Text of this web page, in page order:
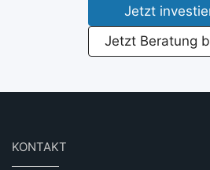
Jetzt
Jetzt Beratung
KONTAKT